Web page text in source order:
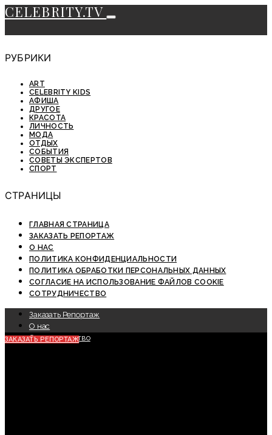
CELEBRITY.TV
РУБРИКИ
ART
CELEBRITY KIDS
АФИША
ДРУГОЕ
КРАСОТА
ЛИЧНОСТЬ
МОДА
ОТДЫХ
СОБЫТИЯ
СОВЕТЫ ЭКСПЕРТОВ
СПОРТ
СТРАНИЦЫ
ГЛАВНАЯ СТРАНИЦА
ЗАКАЗАТЬ РЕПОРТАЖ
О НАС
ПОЛИТИКА КОНФИДЕНЦИАЛЬНОСТИ
ПОЛИТИКА ОБРАБОТКИ ПЕРСОНАЛЬНЫХ ДАННЫХ
СОГЛАСИЕ НА ИСПОЛЬЗОВАНИЕ ФАЙЛОВ COOKIE
СОТРУДНИЧЕСТВО
Заказать Репортаж
О нас
Сотрудничество
ЗАКАЗАТЬ РЕПОРТАЖ